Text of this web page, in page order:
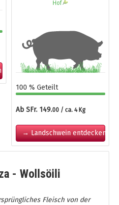
Hof
100 % Geteilt
Ab SFr. 149.00 / ca. 4 Kg
→ Landschwein entdecken
- Wollsöili
Fleisch von der